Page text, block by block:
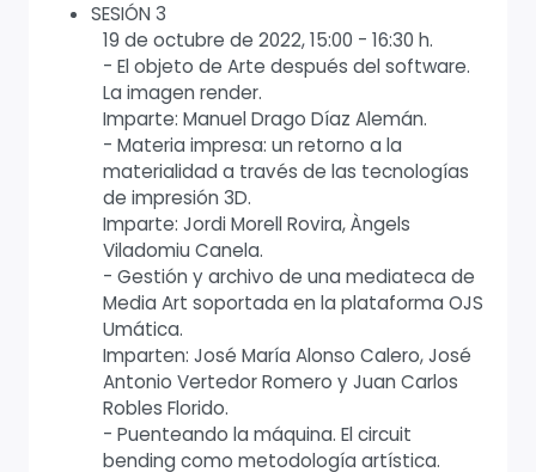
SESIÓN 3
19 de octubre de 2022, 15:00 - 16:30 h.
- El objeto de Arte después del software.
La imagen render.
Imparte: Manuel Drago Díaz Alemán.
- Materia impresa: un retorno a la
materialidad a través de las tecnologías
de impresión 3D.
Imparte: Jordi Morell Rovira, Àngels
Viladomiu Canela.
- Gestión y archivo de una mediateca de
Media Art soportada en la plataforma OJS
Umática.
Imparten: José María Alonso Calero, José
Antonio Vertedor Romero y Juan Carlos
Robles Florido.
- Puenteando la máquina. El circuit
bending como metodología artística.